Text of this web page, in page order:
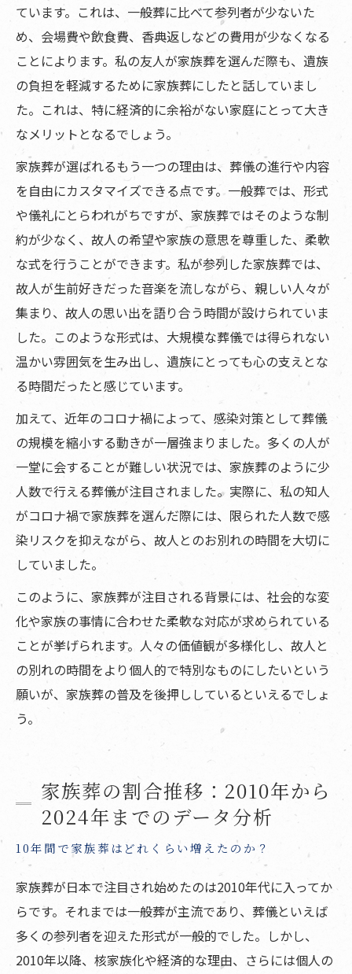
ています。これは、一般葬に比べて参列者が少ないた
め、会場費や飲食費、香典返しなどの費用が少なくなる
ことによります。私の友人が家族葬を選んだ際も、遺族
の負担を軽減するために家族葬にしたと話していまし
た。これは、特に経済的に余裕がない家庭にとって大き
なメリットとなるでしょう。
家族葬が選ばれるもう一つの理由は、葬儀の進行や内容
を自由にカスタマイズできる点です。一般葬では、形式
や儀礼にとらわれがちですが、家族葬ではそのような制
約が少なく、故人の希望や家族の意思を尊重した、柔軟
な式を行うことができます。私が参列した家族葬では、
故人が生前好きだった音楽を流しながら、親しい人々が
集まり、故人の思い出を語り合う時間が設けられていま
した。このような形式は、大規模な葬儀では得られない
温かい雰囲気を生み出し、遺族にとっても心の支えとな
る時間だったと感じています。
加えて、近年のコロナ禍によって、感染対策として葬儀
の規模を縮小する動きが一層強まりました。多くの人が
一堂に会することが難しい状況では、家族葬のように少
人数で行える葬儀が注目されました。実際に、私の知人
がコロナ禍で家族葬を選んだ際には、限られた人数で感
染リスクを抑えながら、故人とのお別れの時間を大切に
していました。
このように、家族葬が注目される背景には、社会的な変
化や家族の事情に合わせた柔軟な対応が求められている
ことが挙げられます。人々の価値観が多様化し、故人と
の別れの時間をより個人的で特別なものにしたいという
願いが、家族葬の普及を後押ししているといえるでしょ
う。
家族葬の割合推移：2010年から
2024年までのデータ分析
10年間で家族葬はどれくらい増えたのか？
家族葬が日本で注目され始めたのは2010年代に入ってか
らです。それまでは一般葬が主流であり、葬儀といえば
多くの参列者を迎えた形式が一般的でした。しかし、
2010年以降、核家族化や経済的な理由、さらには個人の